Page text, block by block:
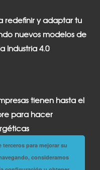
redefinir y adaptar tu
nuevos modelos de
Industria 4.0
tienen hasta el
para hacer
para mejorar su
consideramos